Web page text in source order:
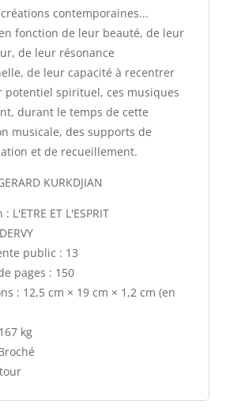
contemporaines...
fonction de leur beauté, de leur
de leur résonance
de leur capacité à recentrer
potentiel spirituel, ces musiques
durant le temps de cette
musicale, des supports de
et de recueillement.
KURKDJIAN
L'ETRE ET L'ESPRIT
public : 13
pages : 150
: 12,5 cm × 19 cm × 1,2 cm (en
kg